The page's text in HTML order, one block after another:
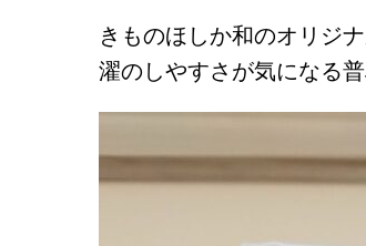
きものほしか和のオリジ
濯のしやすさが気になる